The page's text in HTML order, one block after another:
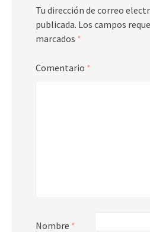
Tu dirección de correo
publicada. Los campos
marcados *
Comentario *
Nombre *